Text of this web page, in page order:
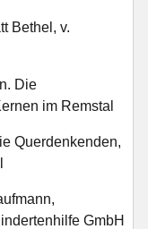
Bethel, v.
Die
im Remstal
Querdenkenden,
GmbH